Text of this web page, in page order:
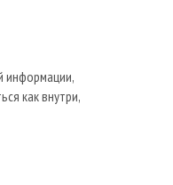
информации,
как внутри,